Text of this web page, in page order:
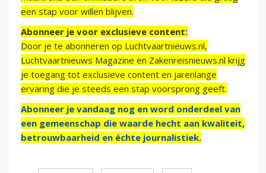
een stap voor willen blijven.
Abonneer je voor exclusieve content:
Door je te abonneren op Luchtvaartnieuws.nl,
Luchtvaartnieuws Magazine en Zakenreisnieuws.nl krijg
je toegang tot exclusieve content en jarenlange
ervaring die je steeds een stap voorsprong geeft.
Abonneer je vandaag nog en word onderdeel van
een gemeenschap die waarde hecht aan kwaliteit,
betrouwbaarheid en échte journalistiek.